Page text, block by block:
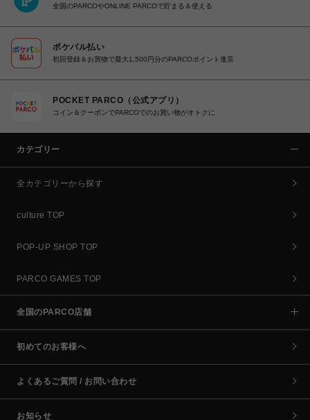
全国のPARCOやONLINE PARCOで貯まる＆使える
ポケパル払い
初回登録＆お買物で最大1,500円分のPARCOポイント進呈
POCKET PARCO（公式アプリ）
コイン＆クーポンでPARCOでのお買い物がオトクに
カテゴリー
全カテゴリーから探す
culture TOP
POP-UP SHOP TOP
PARCO GAMES TOP
全国のPARCO店舗
初めてのお客様へ
よくあるご質問 / お問い合わせ
お知らせ